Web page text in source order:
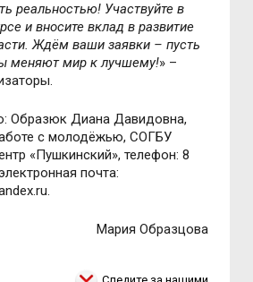
реальностью! Участвуйте в
и вносите вклад в развитие
Ждём ваши заявки – пусть
меняют мир к лучшему!» –
Образюк Диана Давидовна,
с молодёжью, СОГБУ
«Пушкинский», телефон: 8
почта:
Мария Образцова